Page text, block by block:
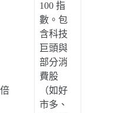
100 指
數。包
含科技
巨頭與
部分消
費股
（如好
市多、